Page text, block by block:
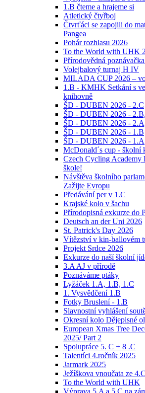
1.B čteme a hrajeme si
Atletický čtyřboj
Čtvrťáci se zapojili do
Pangea
Pohár rozhlasu 2026
To the World with UHK
Přírodovědná
Volejbalový turnaj H IV
MILADA CUP 2026 –
1.B - KMHK Setkání s
knihovně
ŠD - DUBEN 2026 - 2.C
ŠD - DUBEN 2026 -
ŠD - DUBEN 2026 -
ŠD - DUBEN 2026 - 1.B
ŠD - DUBEN 2026 - 1.A
McDonald´s cup - školní
Czech Cycling Academy
škole!
Návštěva školního
Zažijte Evropu
Předávání per v 1.C
Krajské kolo v šachu
Přírodopisná exkurze do
Deutsch an der Uni 2026
St. Patrick's Day 2026
Vítězství v kin-ballovém
Projekt Srdce 2026
Exkurze do naší školní
3.A AJ v přírodě
Poznáváme ptáky
Lyžáček 1.A, 1.B, 1.C
1. Vysvědčení 1.B
Fotky Bruslení - 1.B
Slavnostní vyhlášení
Okresní kolo Dějepisné
European Xmas Tree
2025/ Part 2
Spolupráce 5. C + 8 .C
Talentíci 4.ročník 2025
Jarmark 2025
Ježíškova vnoučata ze 4.C
To the World with UHK